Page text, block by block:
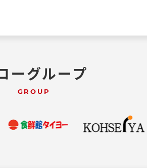
ーグループ
GROUP